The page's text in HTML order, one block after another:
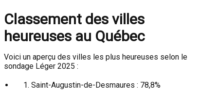
Classement des villes
heureuses au Québec
Voici un aperçu des villes les plus heureuses selon le
sondage Léger 2025 :
1. Saint-Augustin-de-Desmaures : 78,8%